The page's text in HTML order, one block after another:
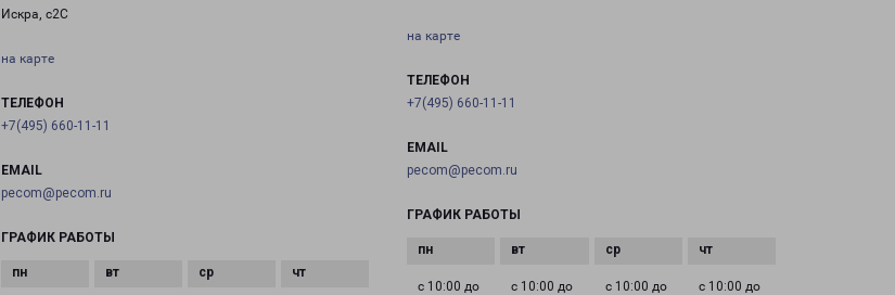
Искра, с2С
на карте
ТЕЛЕФОН
+7(495) 660-11-11
EMAIL
pecom@pecom.ru
ГРАФИК РАБОТЫ
на карте
ТЕЛЕФОН
+7(495) 660-11-11
EMAIL
pecom@pecom.ru
ГРАФИК РАБОТЫ
с 10:00 до
с 10:00 до
с 10:00 до
с 10:00 до